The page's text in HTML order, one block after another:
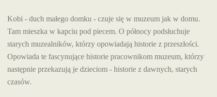
Kobi - duch małego domku - czuje się w muzeum jak w domu.
Tam mieszka w kapciu pod piecem. O północy podsłuchuje
starych muzealników, którzy opowiadają historie z przeszłości.
Opowiada te fascynujące historie pracownikom muzeum, którzy
następnie przekazują je dzieciom - historie z dawnych, starych
czasów.